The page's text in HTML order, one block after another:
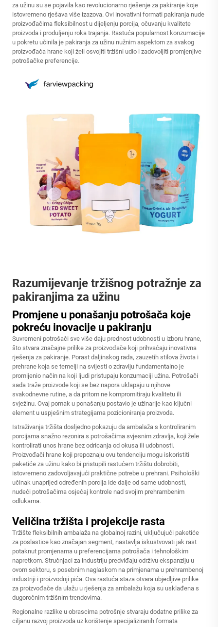
za užinu su se pojavila kao revolucionarno rješenje za pakiranje koje
istovremeno rješava više izazova. Ovi inovativni formati pakiranja nude
proizvođačima fleksibilnost u dijeljenju porcija, očuvanju kvalitete
proizvoda i produljenju roka trajanja. Rastuća popularnost konzumacije
u pokretu učinila je pakiranja za užinu nužnim aspektom za svakog
proizvođača hrane koji želi osvojiti tržišni udio i zadovoljiti promjenjive
potrošačke preferencije.
Razumijevanje tržišnog potražnje za
pakiranjima za užinu
Promjene u ponašanju potrošača koje
pokreću inovacije u pakiranju
Suvremeni potrošači sve više daju prednost udobnosti u izboru hrane,
što stvara značajne prilike za proizvođače koji prihvaćaju inovativna
rješenja za pakiranje. Porast daljinskog rada, zauzetih stilova života i
prehrane koja se temelji na svijesti o zdravlju fundamentalno je
promijenio način na koji ljudi pristupaju konzumaciji užina. Potrošači
sada traže proizvode koji se bez napora uklapaju u njihove
svakodnevne rutine, a da pritom ne kompromitiraju kvalitetu ili
svježinu. Ovaj pomak u ponašanju postavio je užinarije kao ključni
element u uspješnim strategijama pozicioniranja proizvoda.
Istraživanja tržišta dosljedno pokazuju da ambalaža s kontroliranim
porcijama snažno rezonira s potrošačima svjesnim zdravlja, koji žele
kontrolirati unos hrane bez odricanja od okusa ili udobnosti.
Proizvođači hrane koji prepoznaju ovu tendenciju mogu iskoristiti
paketiće za užinu kako bi pristupili rastućem tržištu dobrobiti,
istovremeno zadovoljavajući praktične potrebe u prehrani. Psihološki
učinak unaprijed određenih porcija ide dalje od same udobnosti,
nudeći potrošačima osjećaj kontrole nad svojim prehrambenim
odlukama.
Veličina tržišta i projekcije rasta
Tržište fleksibilnih ambalaža na globalnoj razini, uključujući paketiće
za poslastice kao značajan segment, nastavlja iskustvovati jak rast
potaknut promjenama u preferencijama potrošača i tehnološkim
napretkom. Stručnjaci za industriju predviđaju održivu ekspanziju u
ovom sektoru, s posebnim naglaskom na primjenama u prehrambenoj
industriji i proizvodnji pića. Ova rastuća staza otvara ubjedljive prilike
za proizvođače da ulažu u rješenja za ambalažu koja su usklađena s
dugoročnim tržišnim trendovima.
Regionalne razlike u obrascima potrošnje stvaraju dodatne prilike za
ciljanu razvoj proizvoda uz korištenje specijaliziranih formata